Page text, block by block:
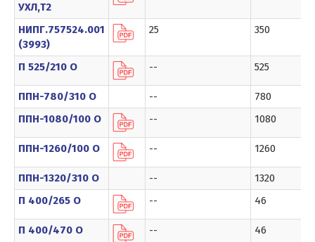
УХЛ,Т2
НИПГ.757524.001
(3993)
25 350
П 525/210 О -- 525
ППН-780/310 О -- 780
ППН-1080/100 О
-- 1080
ППН-1260/100 О -- 1260
ППН-1320/310 О -- 1320
П 400/265 О
-- 46
П 400/470 О -- 46